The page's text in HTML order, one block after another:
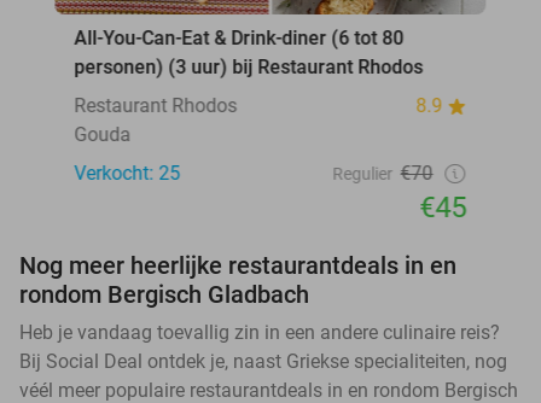
All-You-Can-Eat & Drink-diner (6 tot 80
personen) (3 uur) bij Restaurant Rhodos
Restaurant Rhodos
8.9
Gouda
Verkocht: 25
Regulier €70
€45
Nog meer heerlijke restaurantdeals in en
rondom Bergisch Gladbach
Heb je vandaag toevallig zin in een andere culinaire reis?
Bij Social Deal ontdek je, naast Griekse specialiteiten, nog
véél meer populaire restaurantdeals in en rondom Bergisch